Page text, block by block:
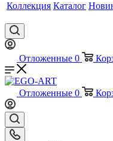
Коллекция Каталог
Отложенные 0
Отложенные 0